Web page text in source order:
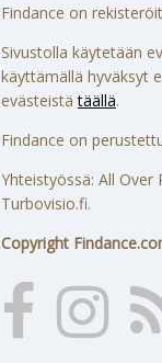
Findance on
Sivustolla käytetään
käyttämällä hyväksyt
evästeistätäällä.
Findance on
Yhteistyössä: All
Turbovisio.fi.
Copyright